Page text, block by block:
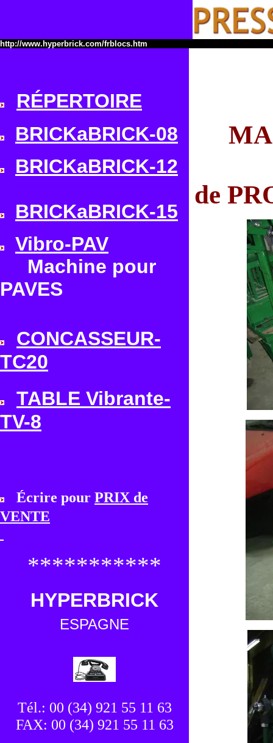
http://www.hyperbrick.com/frblocs.htm
RÉPERTOIRE
BRICKaBRICK-08
BRICKaBRICK-12
BRICKaBRICK-15
Vibro-PAV
Machine pour
PAVES
CONCASSEUR-
TC20
TABLE Vibrante-
TV-8
Écrire pour PRIX de
VENTE
***********
HYPERBRICK
ESPAGNE
Tél.: 00 (34) 921 55 11 63
FAX: 00 (34) 921 55 11 63
de